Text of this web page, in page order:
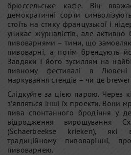
брюссельське кафе. Він
демократичні сорти
стоїть на стику французької і
уникає журналістів, але
пивоварнями – тими, що
пивоварні, а потім брендують
Завдяки і його зусиллям на
пивному фестивалі в Лювені
маркування стендів – чи це
Слідкуйте за цією парою. Через
з’являться інші їх проекти. Вони
пива спонтанного бродіння у
відродження вирощування
(Schaerbeekse krieken), які
традиційному пивоварінні,
пивоварнею.